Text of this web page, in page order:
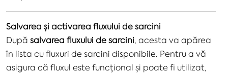
Salvarea și activarea fluxului de sarcini
După salvarea fluxului de sarcini, acesta va apărea
în lista cu fluxuri de sarcini disponibile. Pentru a vă
asigura că fluxul este funcțional și poate fi utilizat,